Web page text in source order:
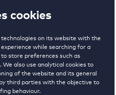
cookies
on its website with the
while searching for a
store preferences such as
also use analytical cookies to
of the website and its general
third parties with the objective to
behaviour.